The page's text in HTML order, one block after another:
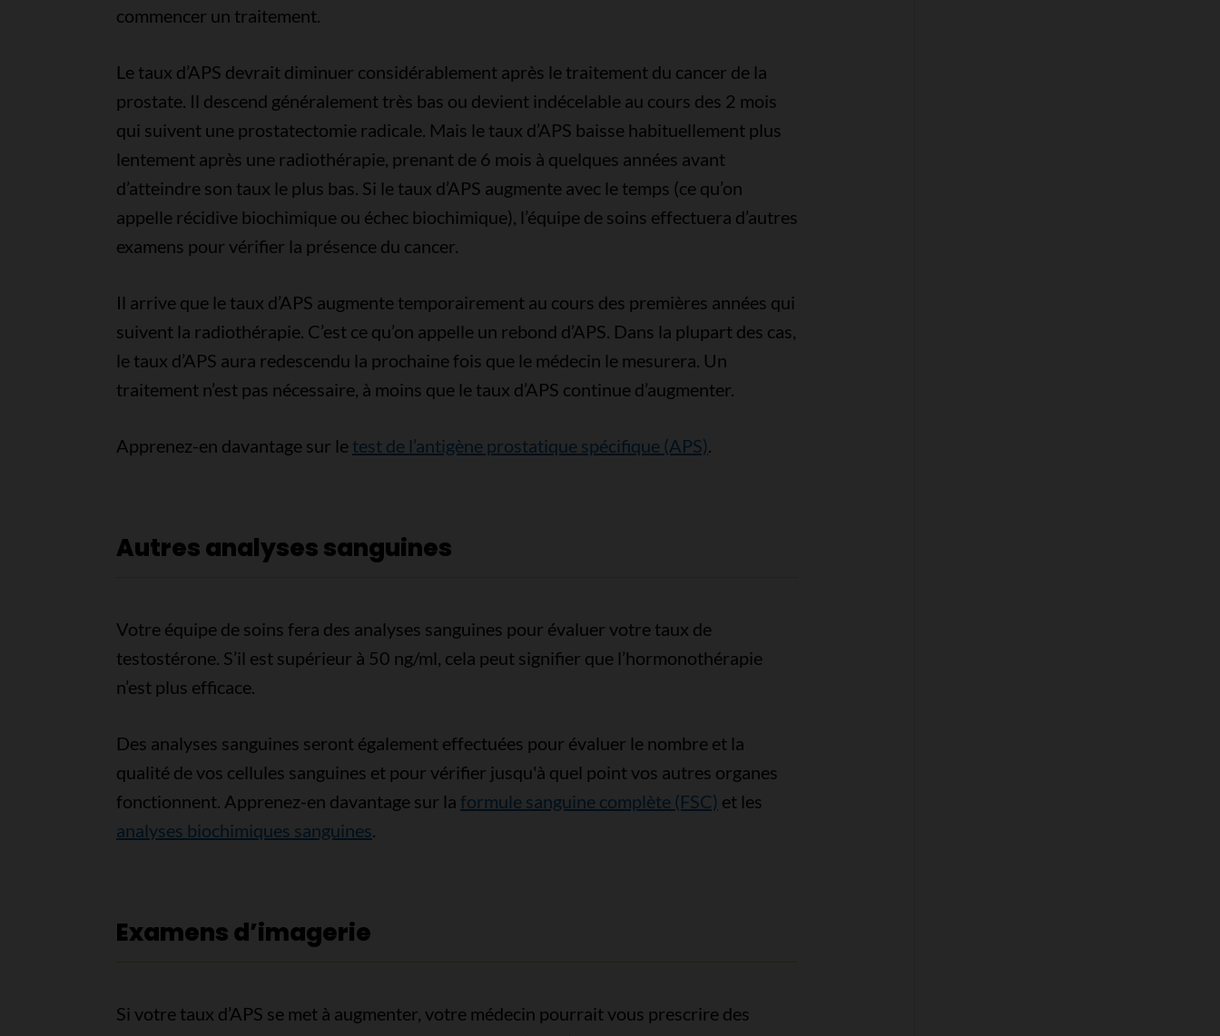
commencer un traitement.
Le taux d’APS devrait diminuer considérablement après le traitement du cancer de la
prostate. Il descend généralement très bas ou devient indécelable au cours des 2 mois
qui suivent une prostatectomie radicale. Mais le taux d’APS baisse habituellement plus
lentement après une radiothérapie, prenant de 6 mois à quelques années avant
d’atteindre son taux le plus bas. Si le taux d’APS augmente avec le temps (ce qu’on
appelle récidive biochimique ou échec biochimique), l’équipe de soins effectuera d’autres
examens pour vérifier la présence du cancer.
Il arrive que le taux d’APS augmente temporairement au cours des premières années qui
suivent la radiothérapie. C’est ce qu’on appelle un rebond d’APS. Dans la plupart des cas,
le taux d’APS aura redescendu la prochaine fois que le médecin le mesurera. Un
traitement n’est pas nécessaire, à moins que le taux d’APS continue d’augmenter.
Apprenez-en davantage sur le test de l’antigène prostatique spécifique (APS).
Autres analyses sanguines
Votre équipe de soins fera des analyses sanguines pour évaluer votre taux de
testostérone. S’il est supérieur à 50 ng/ml, cela peut signifier que l’hormonothérapie
n’est plus efficace.
Des analyses sanguines seront également effectuées pour évaluer le nombre et la
qualité de vos cellules sanguines et pour vérifier jusqu'à quel point vos autres organes
fonctionnent. Apprenez-en davantage sur la formule sanguine complète (FSC) et les
analyses biochimiques sanguines.
Examens d’imagerie
Si votre taux d’APS se met à augmenter, votre médecin pourrait vous prescrire des